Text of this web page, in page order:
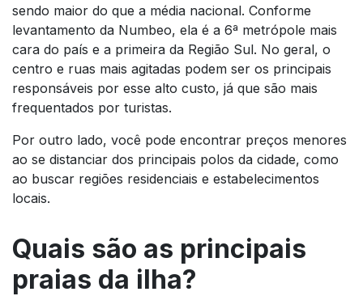
sendo maior do que a média nacional. Conforme
levantamento da Numbeo, ela é a 6ª metrópole mais
cara do país e a primeira da Região Sul. No geral, o
centro e ruas mais agitadas podem ser os principais
responsáveis por esse alto custo, já que são mais
frequentados por turistas.
Por outro lado, você pode encontrar preços menores
ao se distanciar dos principais polos da cidade, como
ao buscar regiões residenciais e estabelecimentos
locais.
Quais são as principais
praias da ilha?